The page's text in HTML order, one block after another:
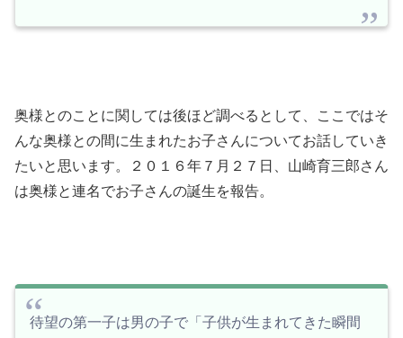
奥様とのことに関しては後ほど調べるとして、ここではそ
んな奥様との間に生まれたお子さんについてお話していき
たいと思います。２０１６年７月２７日、山崎育三郎さん
は奥様と連名でお子さんの誕生を報告。
待望の第一子は男の子で「子供が生まれてきた瞬間